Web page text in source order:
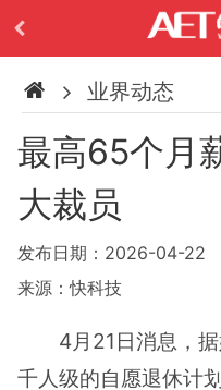
业界动态
最高65个月
大裁员
发布日期：2026-04-22
来源：快科技
4月21日消息，据
千人级的自愿退休计